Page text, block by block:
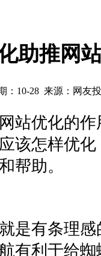
助推网
：10-28 来源：网友
优化的作
该怎样优
帮助。
有条理感
有利于给